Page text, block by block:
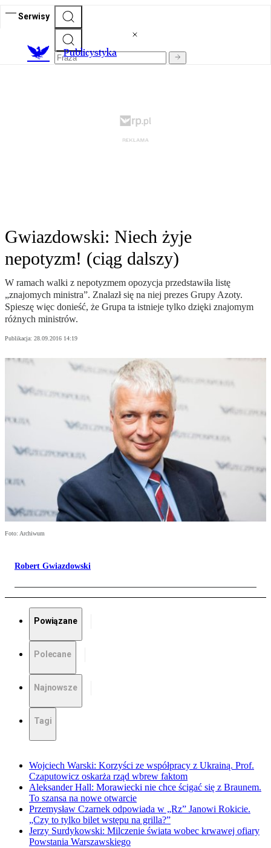
Serwisy
Publicystyka
Gwiazdowski: Niech żyje
nepotyzm! (ciąg dalszy)
W ramach walki z nepotyzmem opozycja przedstawiła listę
„znajomych ministra”. Znalazł się na niej prezes Grupy Azoty.
Spieszę więc donieść, że Grupa ta istnieje tylko dzięki znajomym
różnych ministrów.
Publikacja: 28.09.2016 14:19
Foto: Archiwum
Robert Gwiazdowski
Powiązane
Polecane
Najnowsze
Tagi
Wojciech Warski: Korzyści ze współpracy z Ukrainą. Prof.
Czaputowicz oskarża rząd wbrew faktom
Aleksander Hall: Morawiecki nie chce ścigać się z Braunem.
To szansa na nowe otwarcie
Przemysław Czarnek odpowiada w „Rz” Janowi Rokicie.
„Czy to tylko bilet wstępu na grilla?”
Jerzy Surdykowski: Milczenie świata wobec krwawej ofiary
Powstania Warszawskiego